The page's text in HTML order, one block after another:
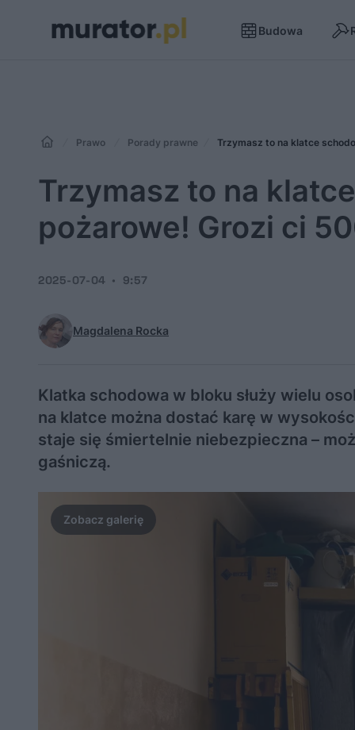
Budowa
Prawo Porady prawne Trzymasz to na klatce
Trzymasz to na
pożarowe! Grozi ci
Magdalena Rocka
2025-07-04 9:57
Klatka schodowa w bloku służy wielu
na klatce można dostać karę w
staje się śmiertelnie niebezpieczna –
gaśniczą.